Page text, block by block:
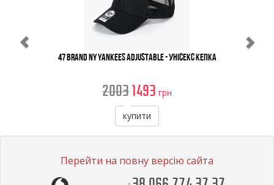
47 Brand NY YANKEES Adjustable - Унісекс Кепка
20031493 грн
купити
Перейти на повну версію сайта